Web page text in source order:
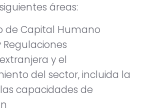
áreas:
de Capital Humano
Regulaciones
y el
del sector, incluida la
capacidades de